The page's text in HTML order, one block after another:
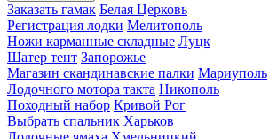
Заказать гамак Белая Церковь
Регистрация лодки Мелитополь
Ножи карманные складные Луцк
Шатер тент Запорожье
Магазин скандинавские палки Мариуполь
Лодочного мотора такта Никополь
Походный набор Кривой Рог
Выбрать спальник Харьков